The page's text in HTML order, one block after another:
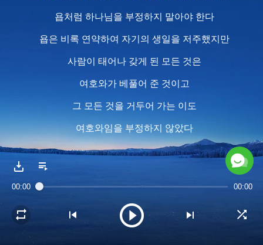
욥처럼 하나님을 부정하지 말아야 한다
욥은 비록 연약하여 자기의 생일을 저주했지만
사람이 태어나 갖게 된 모든 것은
여호와가 베풀어 준 것이고
그 모든 것을 거두어 가는 이도
여호와임을 부정하지 않았다
어떤 시련을 겪든 그는 항상 그렇게 생각했다
하나님 말씀에서 어떤 연단을 받든
00:00 00:00